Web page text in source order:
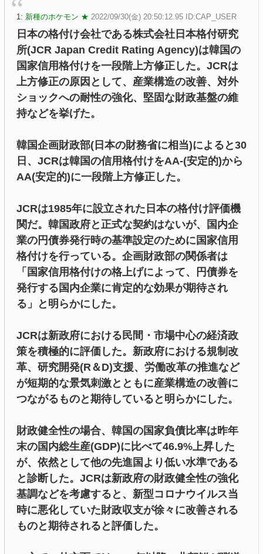
1: 新種のホケモン ★ 2022/09/30(金) 20:50:12.95 ID:CAP_USER
日本の格付け会社である株式会社日本格付研究
所(JCR Japan Credit Rating Agency)は韓国の
国家信用格付けを一段階上方修正した。JCRは
上方修正の原因として、産業構造の改善、対外
ショックへの耐性の強化、堅固な財政基盤の維
持などを挙げた。
韓国企画財政部(日本の財務省に相当)によると30
日、JCRは韓国の信用格付けをAA-(安定的)から
AA(安定的)に一段階上方修正した。
JCRは1985年に設立された日本の格付け評価機
関だ。韓国政府と正式な契約はないが、国内企
業の円債券発行時の基準設定のために国家信用
格付けを行っている。企画財政部の関係者は
「国家信用格付けの格上げによって、円債券を
発行する国内企業に肯定的な効果が期待され
る」と明らかにした。
JCRは新政府における民間・市場中心の経済政
策を積極的に評価した。新政府における規制改
革、研究開発(R＆D)支援、労働改革の推進など
が短期的な景気刺激とともに産業構造の改善に
つながるものと期待していると明らかにした。
財政健全性の場合、韓国の国家負債比率は昨年
末の国内総生産(GDP)に比べて46.9%上昇した
が、依然として他の先進国より低い水準である
と診断した。JCRは新政府の財政健全性の強化
基調などを考慮すると、新型コロナウイルス当
時に悪化していた財政収支が徐々に改善される
ものと期待されると評価した。